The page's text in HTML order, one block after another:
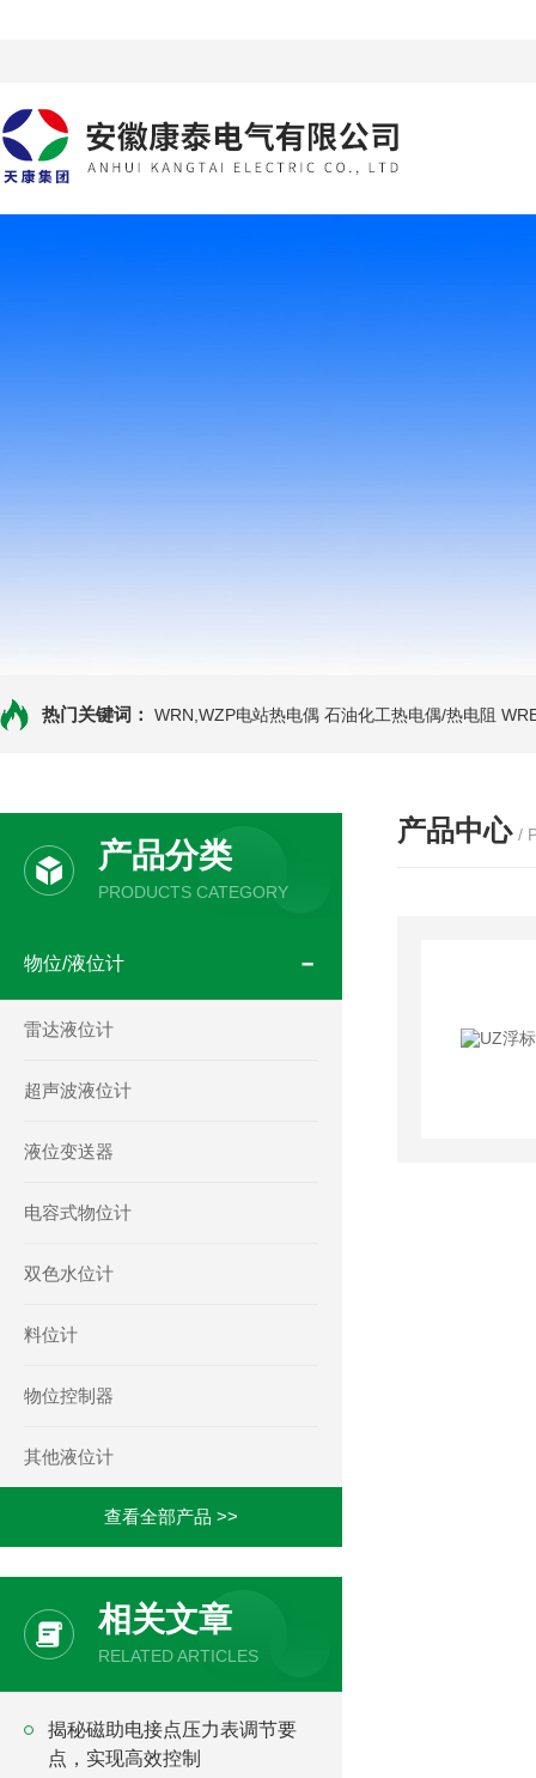
热门关键词： WRN,WZP电站热电偶 石油化工热电偶/热电阻
产品分类
PRODUCTS CATEGORY
物位/液位计
雷达液位计
超声波液位计
液位变送器
电容式物位计
双色水位计
料位计
物位控制器
其他液位计
查看全部产品 >>
相关文章
RELATED ARTICLES
揭秘磁助电接点压力表调节要
点，实现高效控制
产品中心 /